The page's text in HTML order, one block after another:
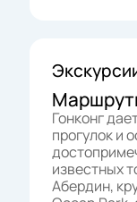
Гонконг
прогулок и
известных
Абердин,